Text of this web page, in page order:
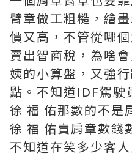
臂章做工粗糙，繪
價又高，不管從哪
賣出智商稅，為啥
姨的小算盤，又強
點。不知道IDF駕駛
徐 福 佑那數的不是
徐 福 佑賣肩章數錢
不知道在笑多少客人